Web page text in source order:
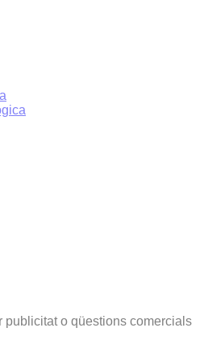
publicitat o qüestions comercials